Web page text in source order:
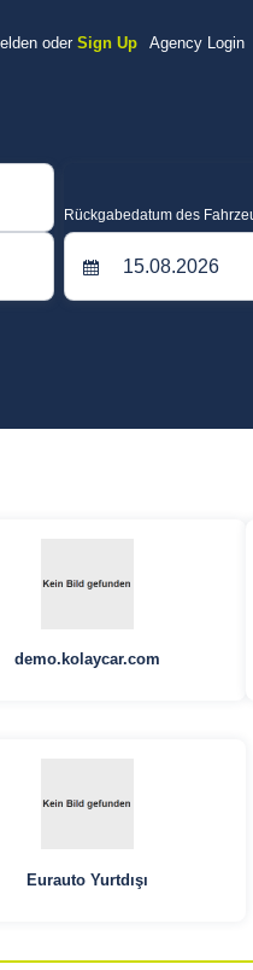
oder Sign Up Agency Login
Rückgabedatum des
demo.kolaycar.com
Eurauto Yurtdışı